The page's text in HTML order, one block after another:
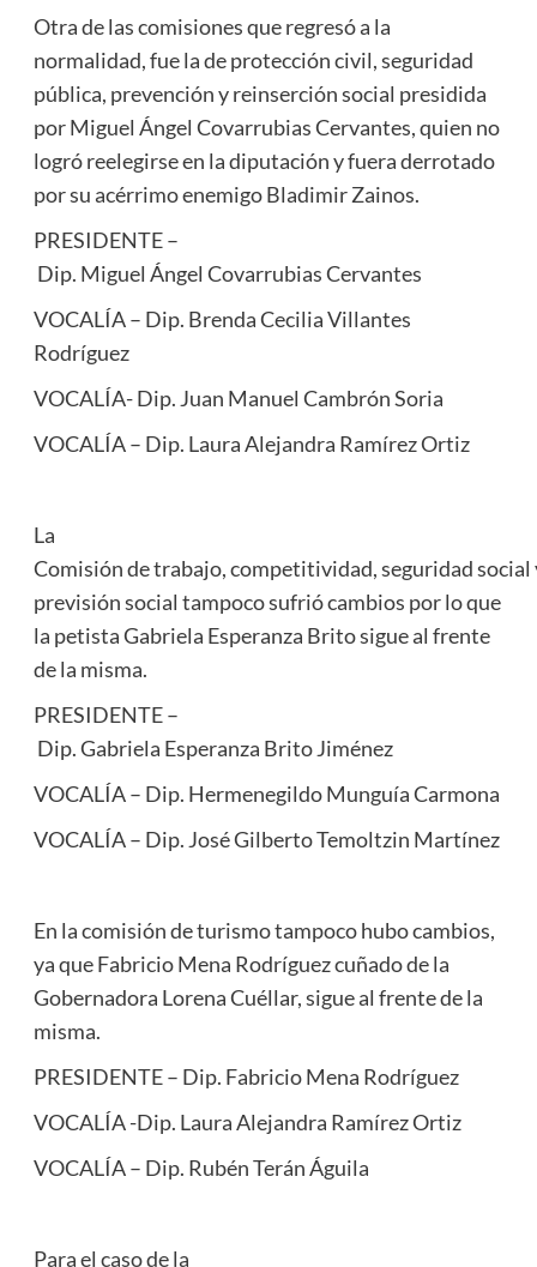
Otra de las comisiones que regresó a la
normalidad, fue la de protección civil, seguridad
pública, prevención y reinserción social presidida
por Miguel Ángel Covarrubias Cervantes, quien no
logró reelegirse en la diputación y fuera derrotado
por su acérrimo enemigo Bladimir Zainos.
PRESIDENTE –
Dip. Miguel Ángel Covarrubias Cervantes
VOCALÍA – Dip. Brenda Cecilia Villantes
Rodríguez
VOCALÍA- Dip. Juan Manuel Cambrón Soria
VOCALÍA – Dip. Laura Alejandra Ramírez Ortiz
La
Comisión de trabajo, competitividad, seguridad social
previsión social tampoco sufrió cambios por lo que
la petista Gabriela Esperanza Brito sigue al frente
de la misma.
PRESIDENTE –
Dip. Gabriela Esperanza Brito Jiménez
VOCALÍA – Dip. Hermenegildo Munguía Carmona
VOCALÍA – Dip. José Gilberto Temoltzin Martínez
En la comisión de turismo tampoco hubo cambios,
ya que Fabricio Mena Rodríguez cuñado de la
Gobernadora Lorena Cuéllar, sigue al frente de la
misma.
PRESIDENTE – Dip. Fabricio Mena Rodríguez
VOCALÍA -Dip. Laura Alejandra Ramírez Ortiz
VOCALÍA – Dip. Rubén Terán Águila
Para el caso de la